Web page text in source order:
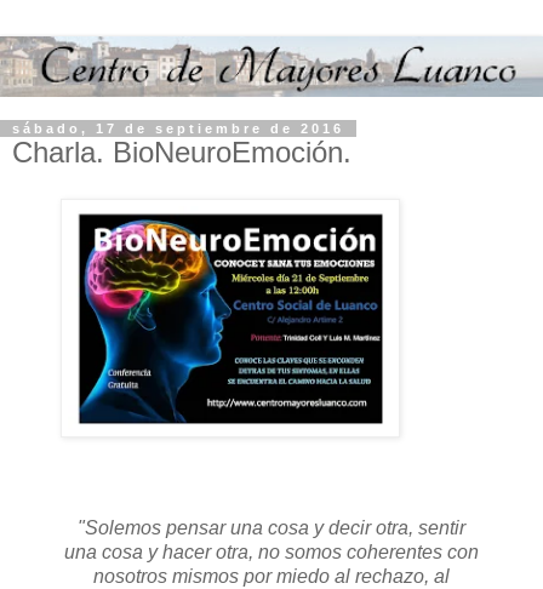
sábado, 17 de septiembre de 2016
Charla. BioNeuroEmoción.
"Solemos pensar una cosa y decir otra, sentir
una cosa y hacer otra, no somos coherentes con
nosotros mismos por miedo al rechazo, al